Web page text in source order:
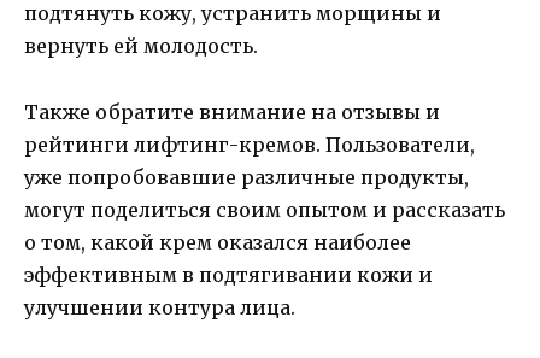
подтянуть кожу, устранить морщины и
вернуть ей молодость.
Также обратите внимание на отзывы и
рейтинги лифтинг-кремов. Пользователи,
уже попробовавшие различные продукты,
могут поделиться своим опытом и рассказать
о том, какой крем оказался наиболее
эффективным в подтягивании кожи и
улучшении контура лица.